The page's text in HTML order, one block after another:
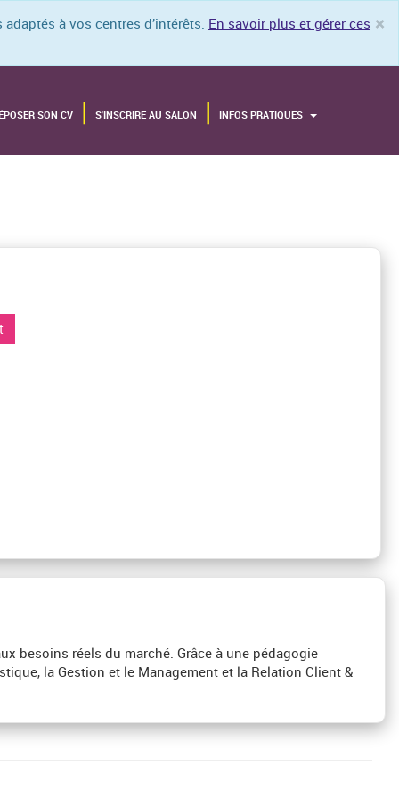
×
à vos centres d’intérêts. En savoir plus et gérer ces
SON CV S'INSCRIRE AU SALON INFOS PRATIQUES
besoins réels du marché. Grâce à une pédagogie
la Gestion et le Management et la Relation Client &